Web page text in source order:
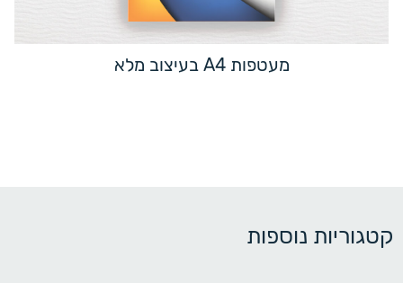
מעטפות A4 בעיצוב מלא
קטגוריות נוספות